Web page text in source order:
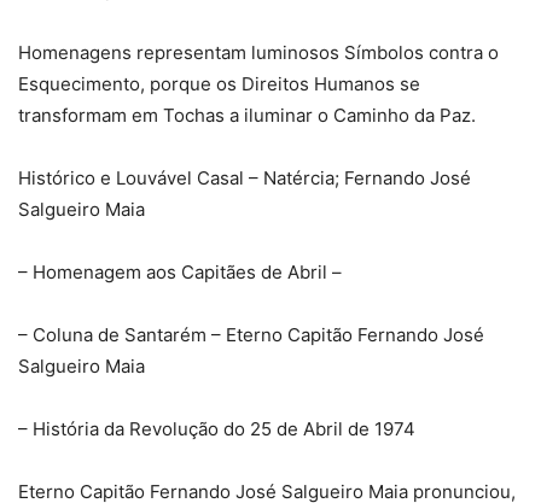
Homenagens representam luminosos Símbolos contra o
Esquecimento, porque os Direitos Humanos se
transformam em Tochas a iluminar o Caminho da Paz.
Histórico e Louvável Casal – Natércia; Fernando José
Salgueiro Maia
– Homenagem aos Capitães de Abril –
– Coluna de Santarém – Eterno Capitão Fernando José
Salgueiro Maia
– História da Revolução do 25 de Abril de 1974
Eterno Capitão Fernando José Salgueiro Maia pronunciou,